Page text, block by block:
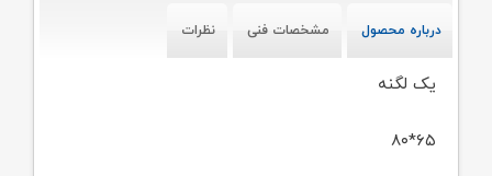
درباره محصول مشخصات فنی نظرات
یک لگنه
۶۵*۸۰